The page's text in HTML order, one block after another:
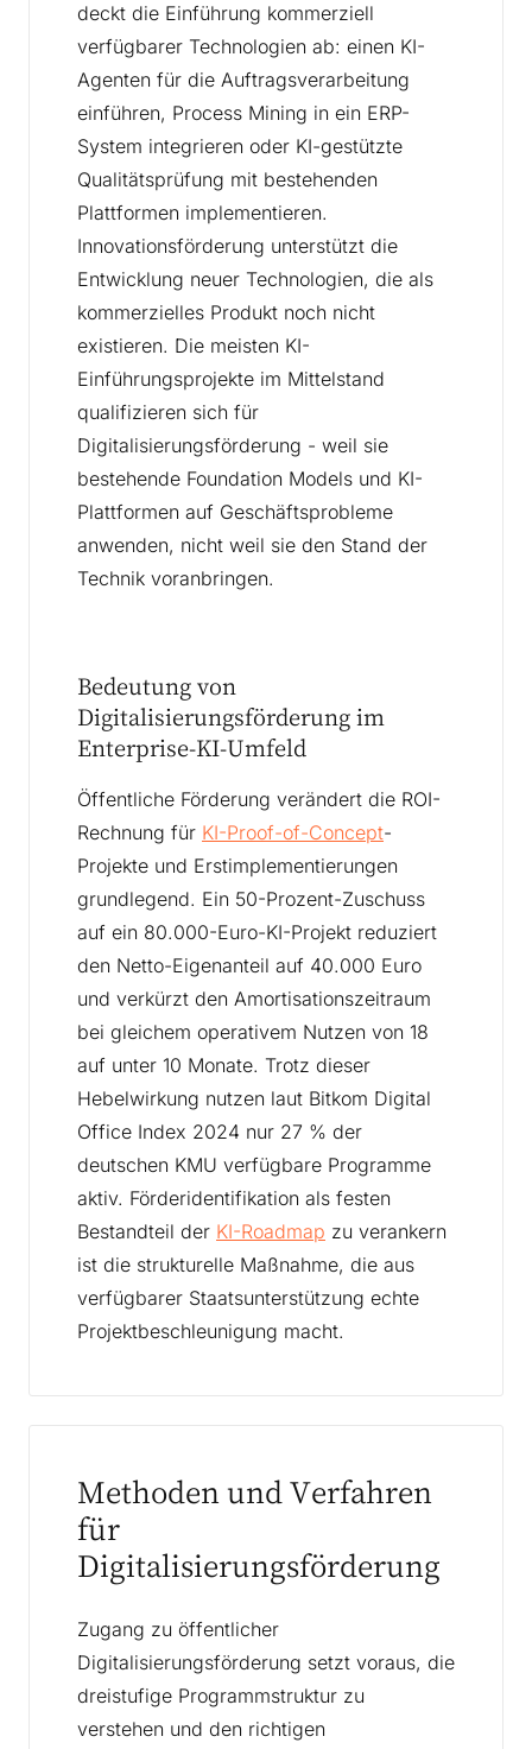
deckt die Einführung kommerziell
verfügbarer Technologien ab: einen KI-
Agenten für die Auftragsverarbeitung
einführen, Process Mining in ein ERP-
System integrieren oder KI-gestützte
Qualitätsprüfung mit bestehenden
Plattformen implementieren.
Innovationsförderung unterstützt die
Entwicklung neuer Technologien, die als
kommerzielles Produkt noch nicht
existieren. Die meisten KI-
Einführungsprojekte im Mittelstand
qualifizieren sich für
Digitalisierungsförderung - weil sie
bestehende Foundation Models und KI-
Plattformen auf Geschäftsprobleme
anwenden, nicht weil sie den Stand der
Technik voranbringen.
Bedeutung von
Digitalisierungsförderung im
Enterprise-KI-Umfeld
Öffentliche Förderung verändert die ROI-
Rechnung für KI-Proof-of-Concept-
Projekte und Erstimplementierungen
grundlegend. Ein 50-Prozent-Zuschuss
auf ein 80.000-Euro-KI-Projekt reduziert
den Netto-Eigenanteil auf 40.000 Euro
und verkürzt den Amortisationszeitraum
bei gleichem operativem Nutzen von 18
auf unter 10 Monate. Trotz dieser
Hebelwirkung nutzen laut Bitkom Digital
Office Index 2024 nur 27 % der
deutschen KMU verfügbare Programme
aktiv. Förderidentifikation als festen
Bestandteil der KI-Roadmap zu verankern
ist die strukturelle Maßnahme, die aus
verfügbarer Staatsunterstützung echte
Projektbeschleunigung macht.
Methoden und Verfahren
für
Digitalisierungsförderung
Zugang zu öffentlicher
Digitalisierungsförderung setzt voraus, die
dreistufige Programmstruktur zu
verstehen und den richtigen